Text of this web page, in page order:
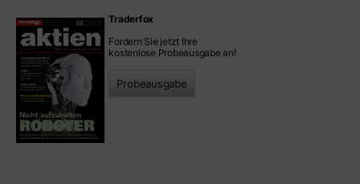
Traderfox
Fordern Sie jetzt Ihre
kostenlose Probeausgabe an!
Probeausgabe